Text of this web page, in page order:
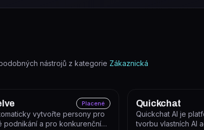
nástrojů z kategorie Zákaznická
Placené
vytvořte persony pro
podnikání a pro konkurenční
Quickchat
Quickchat AI je
tvorbu vlastních AI